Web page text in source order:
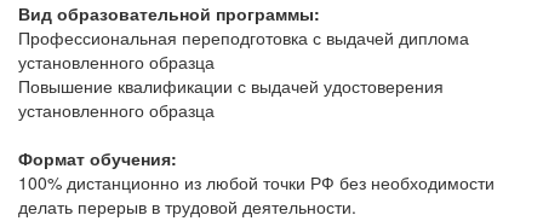
Вид образовательной программы:
Профессиональная переподготовка с выдачей диплома
установленного образца
Повышение квалификации с выдачей удостоверения
установленного образца
Формат обучения:
100% дистанционно из любой точки РФ без необходимости
делать перерыв в трудовой деятельности.